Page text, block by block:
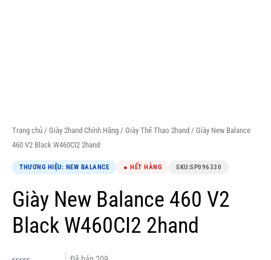
Trang chủ / Giày 2hand Chính Hãng / Giày Thể Thao 2hand / Giày New Balance
460 V2 Black W460CI2 2hand
THƯƠNG HIỆU: NEW BALANCE ● HẾT HÀNG SKU:SP096330
Giày New Balance 460 V2
Black W460CI2 2hand